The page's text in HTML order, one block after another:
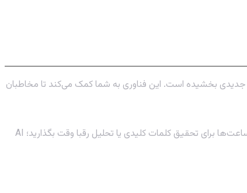
جدیدی بخشیده است. این فناوری به شما کمک می‌کند تا مخاطبان
به معنای صرفه‌جویی در زمان، کاهش هزینه‌ها و افزایش نرخ بازگشت سرمایه (ROI) است. دیگر نیازی نیست ساعت‌ها برای تحقیق کلمات کلیدی یا تحلیل رقبا وقت بگذارید؛ AI